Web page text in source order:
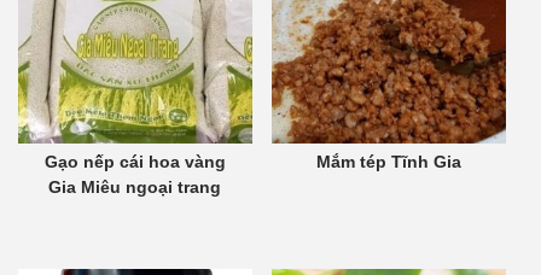
Gạo nếp cái hoa vàng
Gia Miêu ngoại trang
Mắm tép Tĩnh Gia